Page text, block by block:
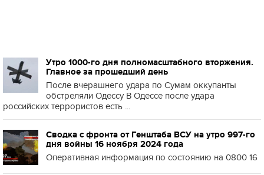
Утро 1000-го дня полномасштабного вторжения.
Главное за прошедший день
После вчерашнего удара по Сумам оккупанты
обстреляли Одессу В Одессе после удара
российских террористов есть ...
Сводка с фронта от Генштаба ВСУ на утро 997-го
дня войны 16 ноября 2024 года
Оперативная информация по состоянию на 0800 16